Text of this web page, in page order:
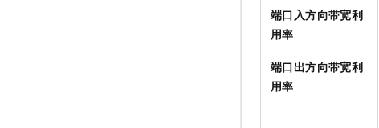
端口入方向带宽利
用率
端口出方向带宽利
用率